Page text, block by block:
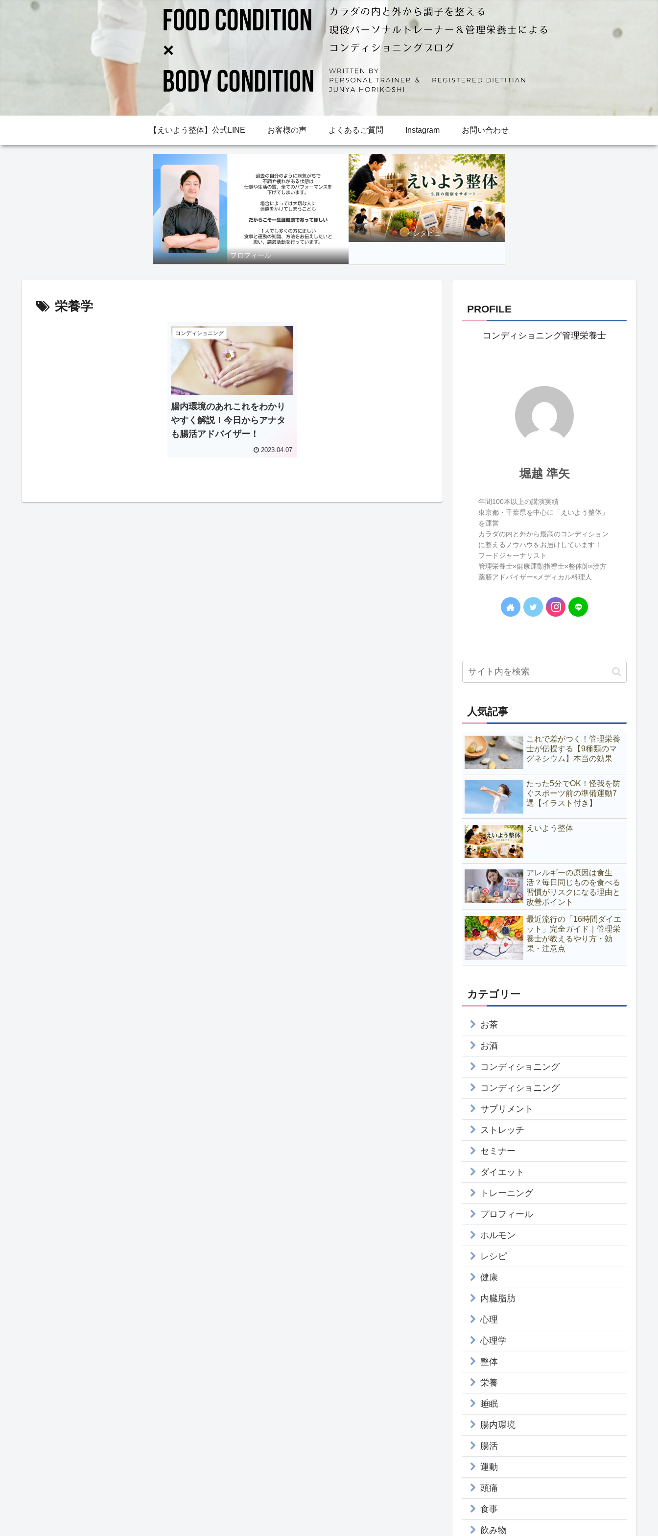
【えいよう整体】公式LINE お客様の声 よくあるご質問 Instagram お問い合わせ
プロフィール
インタビュー
栄養学
コンディショニング
腸内環境のあれこれをわかり
やすく解説！今日からアナタ
も腸活アドバイザー！
2023.04.07
PROFILE
コンディショニング管理栄養士
堀越 準矢
年間100本以上の講演実績
東京都・千葉県を中心に「えいよう整体」
を運営
カラダの内と外から最高のコンディション
に整えるノウハウをお届けしています！
フードジャーナリスト
管理栄養士×健康運動指導士×整体師×漢方
薬膳アドバイザー×メディカル料理人
人気記事
これで差がつく！管理栄養
士が伝授する【9種類のマ
グネシウム】本当の効果
たった5分でOK！怪我を防
ぐスポーツ前の準備運動7
選【イラスト付き】
えいよう整体
アレルギーの原因は食生
活？毎日同じものを食べる
習慣がリスクになる理由と
改善ポイント
最近流行の「16時間ダイエ
ット」完全ガイド｜管理栄
養士が教えるやり方・効
果・注意点
カテゴリー
お茶
お酒
コンディショニング
コンディショニング
サプリメント
ストレッチ
セミナー
ダイエット
トレーニング
プロフィール
ホルモン
レシピ
健康
内臓脂肪
心理
心理学
整体
栄養
睡眠
腸内環境
腸活
運動
頭痛
食事
飲み物